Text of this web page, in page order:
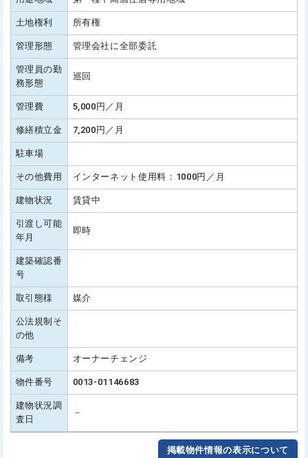
土地権利 所有権
管理形態 管理会社に全部委託
管理員の勤
務形態
巡回
管理費 5,000円／月
修繕積立金 7,200円／月
駐車場
その他費用 インターネット使用料：1000円／月
建物状況 賃貸中
引渡し可能
年月
即時
建築確認番
号
取引態様 媒介
公法規制そ
の他
備考 オーナーチェンジ
物件番号 0013-01146683
建物状況調
査日
－
掲載物件情報の表示について